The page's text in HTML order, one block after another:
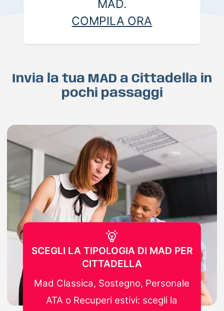
MAD.
COMPILA ORA
Invia la tua MAD a Cittadella in
pochi passaggi
SCEGLI LA TIPOLOGIA DI MAD PER
CITTADELLA
Mad Classica, Sostegno, Personale
ATA o Recuperi estivi: scegli la